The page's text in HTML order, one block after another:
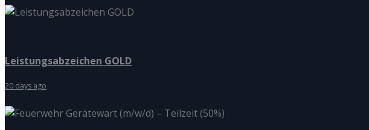
Leistungsabzeichen GOLD
20 days ago